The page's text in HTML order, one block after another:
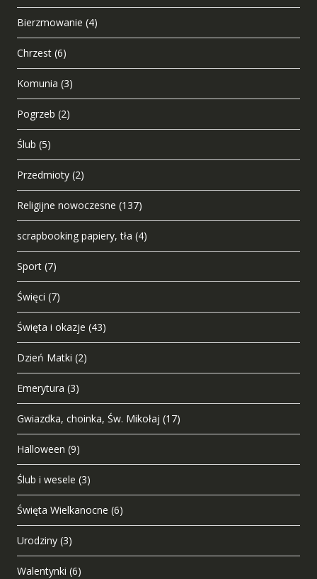
Bierzmowanie (4)
Chrzest (6)
Komunia (3)
Pogrzeb (2)
Ślub (5)
Przedmioty (2)
Religijne nowoczesne (137)
scrapbooking papiery, tła (4)
Sport (7)
Święci (7)
Święta i okazje (43)
Dzień Matki (2)
Emerytura (3)
Gwiazdka, choinka, Św. Mikołaj (17)
Halloween (9)
Ślub i wesele (3)
Święta Wielkanocne (6)
Urodziny (3)
Walentynki (6)